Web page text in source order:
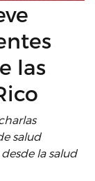
las
salud
la salud